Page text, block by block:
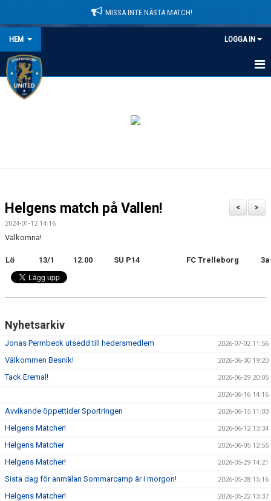
MISSA INTE NÄSTA MATCH!
HEM LOGGA IN
HEM
DOMARINFORMATION
DOKUMENT
KLÄDPROFIL
LEDARINFORMATION
KONTAKT/KANSLI
OM SUFC
>
<
Helgens match på Vallen!
2024-01-12 14:16
Välkomna!
Lö 13/1 12.00 SU P14 FC Trelleborg
Nyhetsarkiv
Jonas Permbeck utsedd till hedersmedlem 2026-07-02 11:56
Välkommen Besnik! 2026-06-30 19:20
Tack Eremal! 2026-06-29 20:05
2026-06-16 14:16
Avvikande öppettider Sportringen 2026-06-15 11:03
Helgens Matcher! 2026-06-12 13:34
Helgens Matcher 2026-06-05 12:55
Helgens Matcher! 2026-05-29 14:21
Sista dag för anmälan Sommarcamp är i morgon! 2026-05-28 15:16
Helgens Matcher! 2026-05-22 13:37